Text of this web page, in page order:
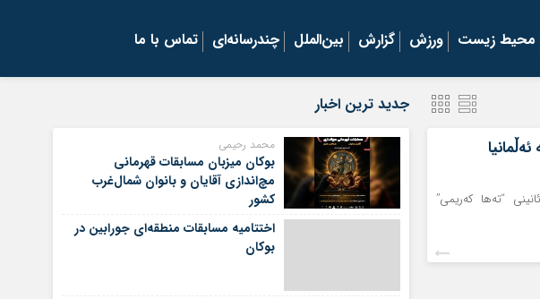
محیط زیست ورزش گزارش بین‌الملل چندرسانه‌ای تماس با ما
“ته‌ها که‌ریمی”
جدید ترین اخبار
محمد رحیمی
بوکان میزبان مسابقات قهرمانی
مچ‌اندازی آقایان و بانوان شمال‌غرب
کشور
اختتامیه مسابقات منطقه‌ای جورابین در
بوکان